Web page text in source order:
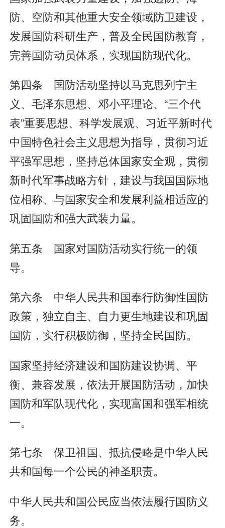
防、空防和其他重大安全领域防卫建设，
发展国防科研生产，普及全民国防教育，
完善国防动员体系，实现国防现代化。
第四条 国防活动坚持以马克思列宁主
义、毛泽东思想、邓小平理论、“三个代
表”重要思想、科学发展观、习近平新时代
中国特色社会主义思想为指导，贯彻习近
平强军思想，坚持总体国家安全观，贯彻
新时代军事战略方针，建设与我国国际地
位相称、与国家安全和发展利益相适应的
巩固国防和强大武装力量。
第五条 国家对国防活动实行统一的领
导。
第六条 中华人民共和国奉行防御性国防
政策，独立自主、自力更生地建设和巩固
国防，实行积极防御，坚持全民国防。
国家坚持经济建设和国防建设协调、平
衡、兼容发展，依法开展国防活动，加快
国防和军队现代化，实现富国和强军相统
一。
第七条 保卫祖国、抵抗侵略是中华人民
共和国每一个公民的神圣职责。
中华人民共和国公民应当依法履行国防义
务。